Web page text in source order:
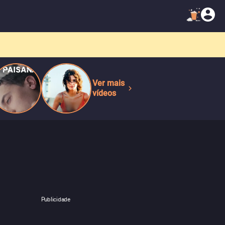
Ver mais
vídeos
Publicidade